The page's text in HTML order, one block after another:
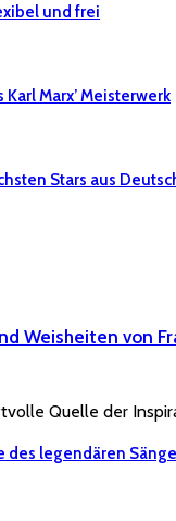
und frei
Marx’ Meisterwerk
Stars aus
Weisheiten von
Quelle der
des legendären